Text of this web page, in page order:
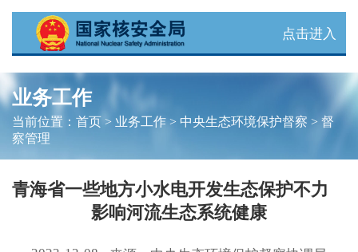
点击进入
业务工作
当前位置： 首页> 业务工作> 中央生态环境保护督察 > 督
察管理
青海省一些地方小水电开发生态保护不力
影响河流生态系统健康